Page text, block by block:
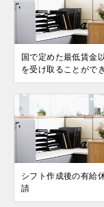
国で定めた最低賃⾦
を受け取ることがで
シフト作成後の有給
請